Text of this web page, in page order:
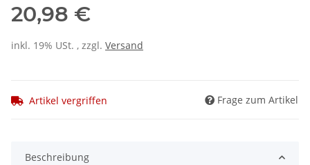
20,98 €
inkl. 19% USt. , zzgl. Versand
Artikel vergriffen Frage zum Artikel
Beschreibung